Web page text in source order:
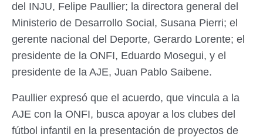
del INJU, Felipe Paullier; la directora general del
Ministerio de Desarrollo Social, Susana Pierri; el
gerente nacional del Deporte, Gerardo Lorente; el
presidente de la ONFI, Eduardo Mosegui, y el
presidente de la AJE, Juan Pablo Saibene.
Paullier expresó que el acuerdo, que vincula a la
AJE con la ONFI, busca apoyar a los clubes del
fútbol infantil en la presentación de proyectos de